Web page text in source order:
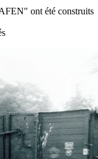
ont été construits